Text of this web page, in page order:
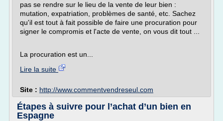
pas se rendre sur le lieu de la vente de leur bien :
mutation, expatriation, problèmes de santé, etc. Sachez
qu'il est tout à fait possible de faire une procuration pour
signer le compromis et l'acte de vente, on vous dit tout ...
La procuration est un...
Lire la suite
Site : http://www.commentvendreseul.com
Étapes à suivre pour l’achat d’un bien en
Espagne